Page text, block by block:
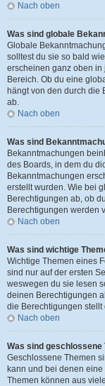
Nach oben
Was sind globale
Globale
solltest du sie so bald
erscheinen ganz oben
Bereich. Ob du eine
hängt von den durch die
ab.
Nach oben
Was sind
Bekanntmachungen
des Boards, in dem du
Bekanntmachungen
erstellt wurden. Wie bei
Berechtigungen ab, ob
Berechtigungen werden
Nach oben
Was sind wichtige
Wichtige Themen eines
sind nur auf der ersten
weswegen du sie lesen
deinen Berechtigungen
die Berechtigungen
Nach oben
Was sind geschlossene
Geschlossene Themen
kann und bei denen
Themen können aus